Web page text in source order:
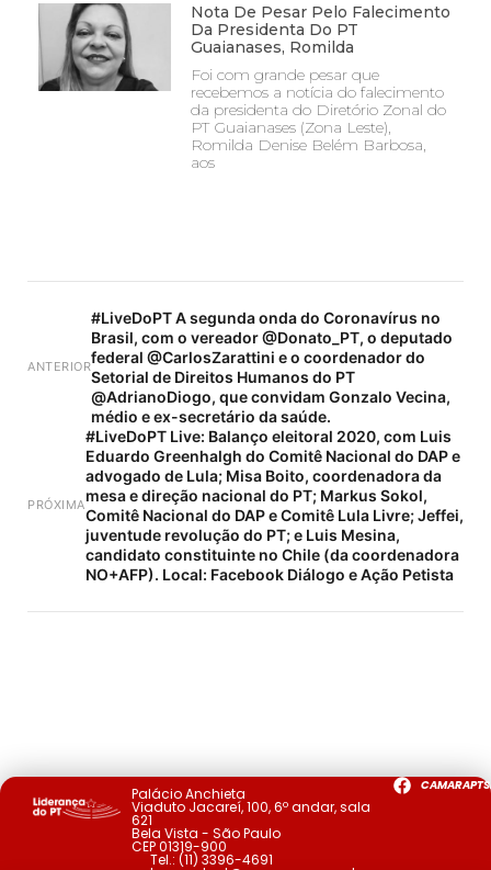
Nota De Pesar Pelo Falecimento
Da Presidenta Do PT
Guaianases, Romilda
Foi com grande pesar que
recebemos a notícia do falecimento
da presidenta do Diretório Zonal do
PT Guaianases (Zona Leste),
Romilda Denise Belém Barbosa,
aos
ANTERIOR
#LiveDoPT A segunda onda do Coronavírus no
Brasil, com o vereador @Donato_PT, o deputado
federal @CarlosZarattini e o coordenador do
Setorial de Direitos Humanos do PT
@AdrianoDiogo, que convidam Gonzalo Vecina,
médio e ex-secretário da saúde.
PRÓXIMA
#LiveDoPT Live: Balanço eleitoral 2020, com Luis
Eduardo Greenhalgh do Comitê Nacional do DAP e
advogado de Lula; Misa Boito, coordenadora da
mesa e direção nacional do PT; Markus Sokol,
Comitê Nacional do DAP e Comitê Lula Livre; Jeffei,
juventude revolução do PT; e Luis Mesina,
candidato constituinte no Chile (da coordenadora
NO+AFP). Local: Facebook Diálogo e Ação Petista
Palácio Anchieta
Viaduto Jacareí, 100, 6º andar, sala
621
Bela Vista - São Paulo
CEP 01319-900
Tel.: (11) 3396-4691